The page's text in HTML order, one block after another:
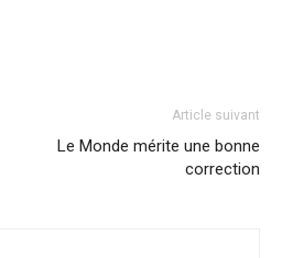
Article suivant
Le Monde mérite une bonne
correction